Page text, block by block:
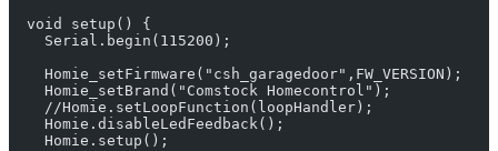
void setup() {
  Serial.begin(115200);
  Homie_setFirmware("csh_garagedoor",FW_VERSION);
  Homie_setBrand("Comstock Homecontrol");
  //Homie.setLoopFunction(loopHandler);
  Homie.disableLedFeedback();
  Homie.setup();